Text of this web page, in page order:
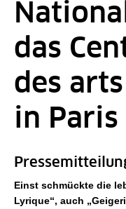
das
des
in Paris
Einst schmückte die
Lyrique“, auch